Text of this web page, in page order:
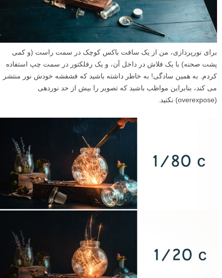
برای نورپردازی، من از یک سافت باکس کوچک در سمت راست (و کمی
پشت صحنه) با یک فلاش در داخل آن، و یک رفلکتور در سمت چپ استفاده
کردم. به همین سادگی! به خاطر داشته باشید که فشفشه خودش نور منتشر
می کند، بنابراین مواظب باشید که تصویر را بیش از حد نوردهی
(overexpose) نکنید.